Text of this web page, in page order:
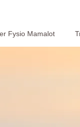
Fysio Mamalot